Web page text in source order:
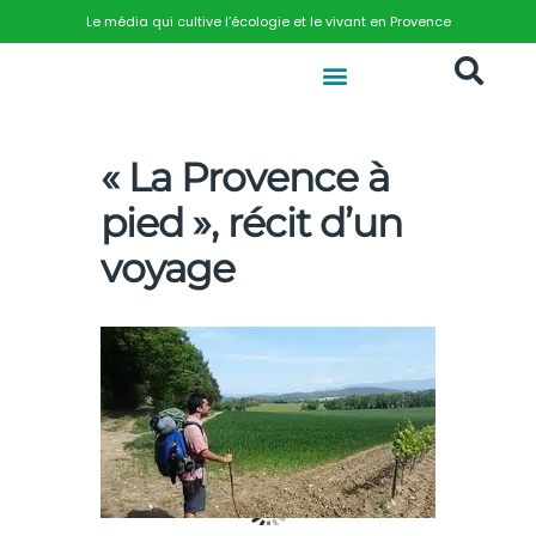
Le média qui cultive l’écologie et le vivant en Provence
« La Provence à
pied », récit d’un
voyage